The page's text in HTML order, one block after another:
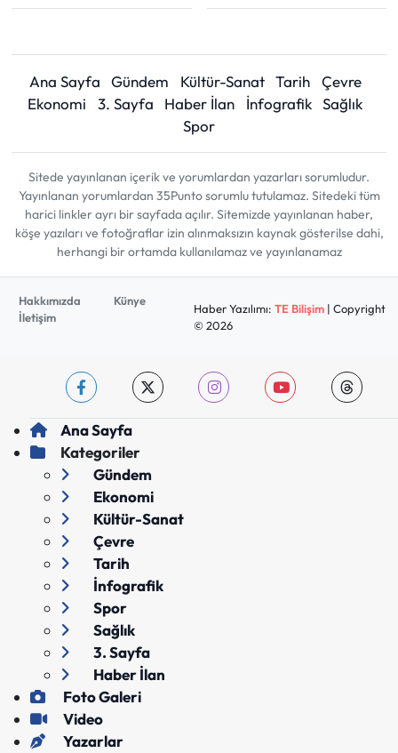
Ana Sayfa Gündem Kültür-Sanat Tarih
Çevre
Ekonomi
3. Sayfa Haber İlan İnfografik Sağlık
Spor
Sitede yayınlanan içerik ve yorumlardan yazarları sorumludur.
Yayınlanan yorumlardan 35Punto sorumlu tutulamaz. Sitedeki tüm
harici linkler ayrı bir sayfada açılır. Sitemizde yayınlanan haber,
köşe yazıları ve fotoğraflar izin alınmaksızın kaynak gösterilse dahi,
herhangi bir ortamda kullanılamaz ve yayınlanamaz
Hakkımızda
Künye
İletişim
Haber Yazılımı: TE Bilişim| Copyright
© 2026
Ana Sayfa
Kategoriler
Gündem
Ekonomi
Kültür-Sanat
Çevre
Tarih
İnfografik
Spor
Sağlık
3. Sayfa
Haber İlan
Foto Galeri
Video
Yazarlar